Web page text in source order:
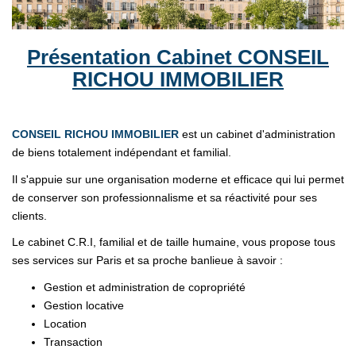
NOS MÉTIERS
Syndic De Copropriété
Gestion Locative
ESTIMATION
CONTACT
NOS ESPACES CLIENT
Espace Client Gérance
Présentation Cabinet CONSEIL
RICHOU IMMOBILIER
CONSEIL RICHOU IMMOBILIER est un cabinet d'administration
de biens totalement indépendant et familial.
Il s'appuie sur une organisation moderne et efficace qui lui permet
de conserver son professionnalisme et sa réactivité pour ses
clients.
Le cabinet C.R.I, familial et de taille humaine, vous propose tous
ses services sur Paris et sa proche banlieue à savoir :
Gestion et administration de copropriété
Gestion locative
Location
Transaction